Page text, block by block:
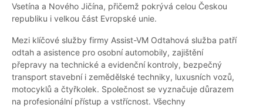
Vsetína a Nového Jičína, přičemž pokrývá celou Českou
republiku i velkou část Evropské unie.
Mezi klíčové služby firmy Assist-VM Odtahová služba patří
odtah a asistence pro osobní automobily, zajištění
přepravy na technické a evidenční kontroly, bezpečný
transport stavební i zemědělské techniky, luxusních vozů,
motocyklů a čtyřkolek. Společnost se vyznačuje důrazem
na profesionální přístup a vstřícnost. Všechny